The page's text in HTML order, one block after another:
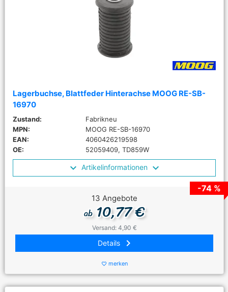
Lagerbuchse, Blattfeder Hinterachse MOOG RE-SB-
16970
Zustand:
Fabrikneu
MPN:
MOOG RE-SB-16970
EAN:
4060426219598
OE:
52059409, TD859W
Artikelinformationen
-74 %
13 Angebote
ab10,77 €
Versand: 4,90 €
Details keyboard_arrow_right
favorite_border merken